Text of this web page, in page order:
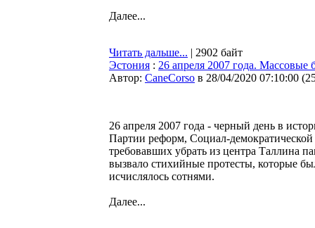
Далее...
Читать дальше... | 2902 байт
Эстония : 26 апреля 2007 года. Массовые
Автор: CaneCorso в 28/04/2020 07:10:00 (
26 апреля 2007 года - черный день в
Партии реформ, Социал-
требовавших убрать из центра Таллина
вызвало стихийные протесты, которые
исчислялось сотнями.
Далее...